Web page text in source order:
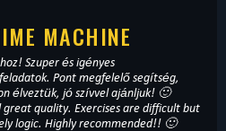
MACHINE
Szuper és igényes
Pont megfelelő segítség,
élveztük, jó szívvel ajánljuk! 🙂
quality. Exercises are difficult but
logic. Highly recommended!! 🙂